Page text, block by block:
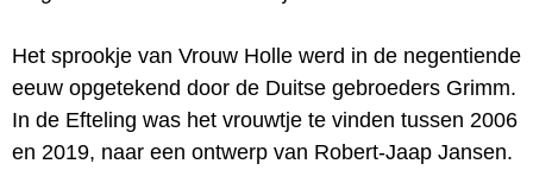
Het sprookje van Vrouw Holle werd in de negentiende
eeuw opgetekend door de Duitse gebroeders Grimm.
In de Efteling was het vrouwtje te vinden tussen 2006
en 2019, naar een ontwerp van Robert-Jaap Jansen.